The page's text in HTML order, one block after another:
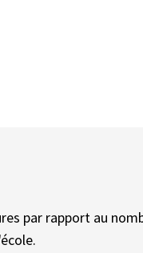
par rapport au